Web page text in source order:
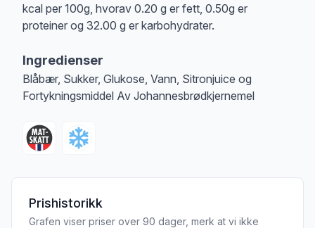
kcal per 100g, hvorav 0.20 g er fett, 0.50g er
proteiner og 32.00 g er karbohydrater.
Ingredienser
Blåbær, Sukker, Glukose, Vann, Sitronjuice og
Fortykningsmiddel Av Johannesbrødkjernemel
Prishistorikk
Grafen viser priser over 90 dager, merk at vi ikke